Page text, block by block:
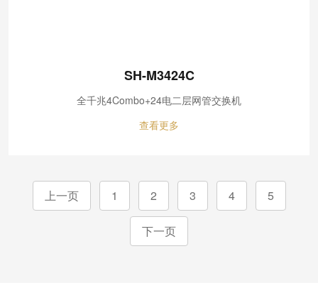
SH-M3424C
全千兆4Combo+24电二层网管交换机
查看更多
上一页 1 2 3 4 5
下一页